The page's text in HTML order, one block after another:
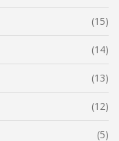
(15)
(14)
(13)
(12)
(5)